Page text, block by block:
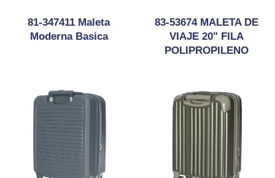
81-347411 Maleta
Moderna Basica
83-53674 MALETA DE
VIAJE 20" FILA
POLIPROPILENO